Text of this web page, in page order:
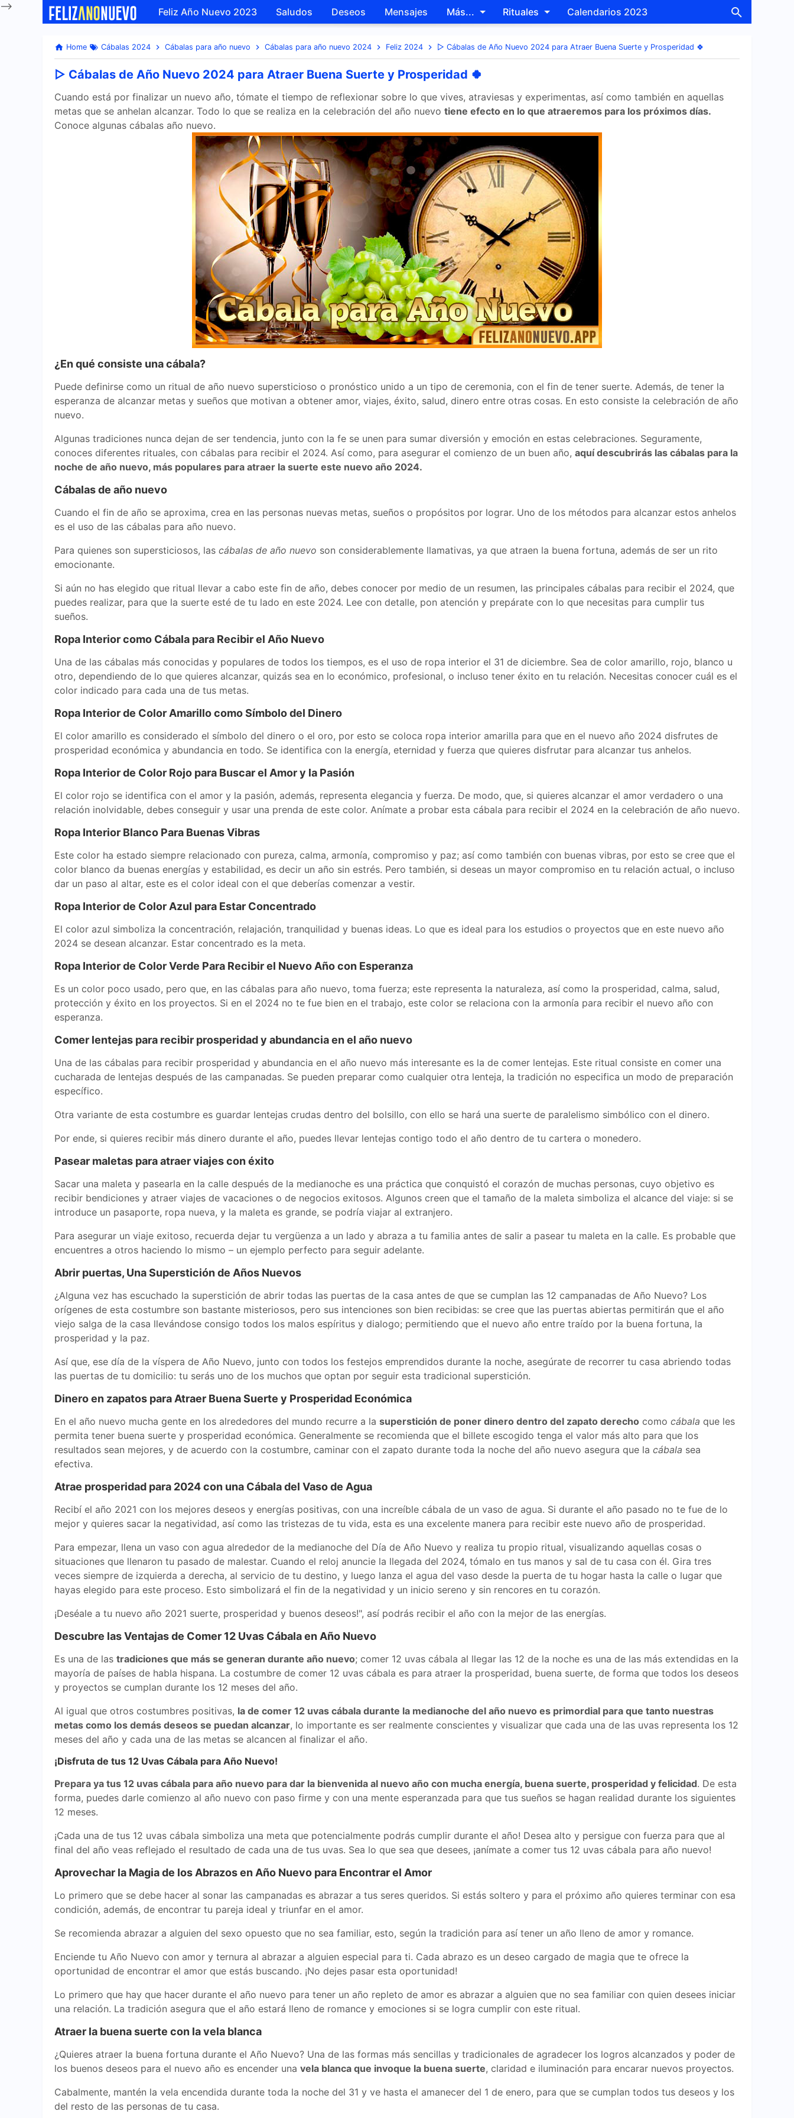
-->
Skip to main content
Feliz Año Nuevo 2023 Saludos Deseos Mensajes Más... Rituales Calendarios 2023
Home Cábalas 2024 Cábalas para año nuevo Cábalas para año nuevo 2024 Feliz 2024 ▷ Cábalas de Año Nuevo 2024 para Atraer Buena Suerte y Prosperidad 🍀
▷ Cábalas de Año Nuevo 2024 para Atraer Buena Suerte y Prosperidad 🍀
Cuando está por finalizar un nuevo año, tómate el tiempo de reflexionar sobre lo que vives, atraviesas y experimentas, así como también en aquellas
metas que se anhelan alcanzar. Todo lo que se realiza en la celebración del año nuevo tiene efecto en lo que atraeremos para los próximos días.
Conoce algunas cábalas año nuevo.
¿En qué consiste una cábala?
Puede definirse como un ritual de año nuevo supersticioso o pronóstico unido a un tipo de ceremonia, con el fin de tener suerte. Además, de tener la
esperanza de alcanzar metas y sueños que motivan a obtener amor, viajes, éxito, salud, dinero entre otras cosas. En esto consiste la celebración de año
nuevo.
Algunas tradiciones nunca dejan de ser tendencia, junto con la fe se unen para sumar diversión y emoción en estas celebraciones. Seguramente,
conoces diferentes rituales, con cábalas para recibir el 2024. Así como, para asegurar el comienzo de un buen año, aquí descubrirás las cábalas para la
noche de año nuevo, más populares para atraer la suerte este nuevo año 2024.
Cábalas de año nuevo
Cuando el fin de año se aproxima, crea en las personas nuevas metas, sueños o propósitos por lograr. Uno de los métodos para alcanzar estos anhelos
es el uso de las cábalas para año nuevo.
Para quienes son supersticiosos, las cábalas de año nuevo son considerablemente llamativas, ya que atraen la buena fortuna, además de ser un rito
emocionante.
Si aún no has elegido que ritual llevar a cabo este fin de año, debes conocer por medio de un resumen, las principales cábalas para recibir el 2024, que
puedes realizar, para que la suerte esté de tu lado en este 2024. Lee con detalle, pon atención y prepárate con lo que necesitas para cumplir tus
sueños.
Ropa Interior como Cábala para Recibir el Año Nuevo
Una de las cábalas más conocidas y populares de todos los tiempos, es el uso de ropa interior el 31 de diciembre. Sea de color amarillo, rojo, blanco u
otro, dependiendo de lo que quieres alcanzar, quizás sea en lo económico, profesional, o incluso tener éxito en tu relación. Necesitas conocer cuál es el
color indicado para cada una de tus metas.
Ropa Interior de Color Amarillo como Símbolo del Dinero
El color amarillo es considerado el símbolo del dinero o el oro, por esto se coloca ropa interior amarilla para que en el nuevo año 2024 disfrutes de
prosperidad económica y abundancia en todo. Se identifica con la energía, eternidad y fuerza que quieres disfrutar para alcanzar tus anhelos.
Ropa Interior de Color Rojo para Buscar el Amor y la Pasión
El color rojo se identifica con el amor y la pasión, además, representa elegancia y fuerza. De modo, que, si quieres alcanzar el amor verdadero o una
relación inolvidable, debes conseguir y usar una prenda de este color. Anímate a probar esta cábala para recibir el 2024 en la celebración de año nuevo.
Ropa Interior Blanco Para Buenas Vibras
Este color ha estado siempre relacionado con pureza, calma, armonía, compromiso y paz; así como también con buenas vibras, por esto se cree que el
color blanco da buenas energías y estabilidad, es decir un año sin estrés. Pero también, si deseas un mayor compromiso en tu relación actual, o incluso
dar un paso al altar, este es el color ideal con el que deberías comenzar a vestir.
Ropa Interior de Color Azul para Estar Concentrado
El color azul simboliza la concentración, relajación, tranquilidad y buenas ideas. Lo que es ideal para los estudios o proyectos que en este nuevo año
2024 se desean alcanzar. Estar concentrado es la meta.
Ropa Interior de Color Verde Para Recibir el Nuevo Año con Esperanza
Es un color poco usado, pero que, en las cábalas para año nuevo, toma fuerza; este representa la naturaleza, así como la prosperidad, calma, salud,
protección y éxito en los proyectos. Si en el 2024 no te fue bien en el trabajo, este color se relaciona con la armonía para recibir el nuevo año con
esperanza.
Comer lentejas para recibir prosperidad y abundancia en el año nuevo
Una de las cábalas para recibir prosperidad y abundancia en el año nuevo más interesante es la de comer lentejas. Este ritual consiste en comer una
cucharada de lentejas después de las campanadas. Se pueden preparar como cualquier otra lenteja, la tradición no especifica un modo de preparación
específico.
Otra variante de esta costumbre es guardar lentejas crudas dentro del bolsillo, con ello se hará una suerte de paralelismo simbólico con el dinero.
Por ende, si quieres recibir más dinero durante el año, puedes llevar lentejas contigo todo el año dentro de tu cartera o monedero.
Pasear maletas para atraer viajes con éxito
Sacar una maleta y pasearla en la calle después de la medianoche es una práctica que conquistó el corazón de muchas personas, cuyo objetivo es
recibir bendiciones y atraer viajes de vacaciones o de negocios exitosos. Algunos creen que el tamaño de la maleta simboliza el alcance del viaje: si se
introduce un pasaporte, ropa nueva, y la maleta es grande, se podría viajar al extranjero.
Para asegurar un viaje exitoso, recuerda dejar tu vergüenza a un lado y abraza a tu familia antes de salir a pasear tu maleta en la calle. Es probable que
encuentres a otros haciendo lo mismo – un ejemplo perfecto para seguir adelante.
Abrir puertas, Una Superstición de Años Nuevos
¿Alguna vez has escuchado la superstición de abrir todas las puertas de la casa antes de que se cumplan las 12 campanadas de Año Nuevo? Los
orígenes de esta costumbre son bastante misteriosos, pero sus intenciones son bien recibidas: se cree que las puertas abiertas permitirán que el año
viejo salga de la casa llevándose consigo todos los malos espíritus y dialogo; permitiendo que el nuevo año entre traído por la buena fortuna, la
prosperidad y la paz.
Así que, ese día de la víspera de Año Nuevo, junto con todos los festejos emprendidos durante la noche, asegúrate de recorrer tu casa abriendo todas
las puertas de tu domicilio: tu serás uno de los muchos que optan por seguir esta tradicional superstición.
Dinero en zapatos para Atraer Buena Suerte y Prosperidad Económica
En el año nuevo mucha gente en los alrededores del mundo recurre a la superstición de poner dinero dentro del zapato derecho como cábala que les
permita tener buena suerte y prosperidad económica. Generalmente se recomienda que el billete escogido tenga el valor más alto para que los
resultados sean mejores, y de acuerdo con la costumbre, caminar con el zapato durante toda la noche del año nuevo asegura que la cábala sea
efectiva.
Atrae prosperidad para 2024 con una Cábala del Vaso de Agua
Recibí el año 2021 con los mejores deseos y energías positivas, con una increíble cábala de un vaso de agua. Si durante el año pasado no te fue de lo
mejor y quieres sacar la negatividad, así como las tristezas de tu vida, esta es una excelente manera para recibir este nuevo año de prosperidad.
Para empezar, llena un vaso con agua alrededor de la medianoche del Día de Año Nuevo y realiza tu propio ritual, visualizando aquellas cosas o
situaciones que llenaron tu pasado de malestar. Cuando el reloj anuncie la llegada del 2024, tómalo en tus manos y sal de tu casa con él. Gira tres
veces siempre de izquierda a derecha, al servicio de tu destino, y luego lanza el agua del vaso desde la puerta de tu hogar hasta la calle o lugar que
hayas elegido para este proceso. Esto simbolizará el fin de la negatividad y un inicio sereno y sin rencores en tu corazón.
¡Deséale a tu nuevo año 2021 suerte, prosperidad y buenos deseos!", así podrás recibir el año con la mejor de las energías.
Descubre las Ventajas de Comer 12 Uvas Cábala en Año Nuevo
Es una de las tradiciones que más se generan durante año nuevo; comer 12 uvas cábala al llegar las 12 de la noche es una de las más extendidas en la
mayoría de países de habla hispana. La costumbre de comer 12 uvas cábala es para atraer la prosperidad, buena suerte, de forma que todos los deseos
y proyectos se cumplan durante los 12 meses del año.
Al igual que otros costumbres positivas, la de comer 12 uvas cábala durante la medianoche del año nuevo es primordial para que tanto nuestras
metas como los demás deseos se puedan alcanzar, lo importante es ser realmente conscientes y visualizar que cada una de las uvas representa los 12
meses del año y cada una de las metas se alcancen al finalizar el año.
¡Disfruta de tus 12 Uvas Cábala para Año Nuevo!
Prepara ya tus 12 uvas cábala para año nuevo para dar la bienvenida al nuevo año con mucha energía, buena suerte, prosperidad y felicidad. De esta
forma, puedes darle comienzo al año nuevo con paso firme y con una mente esperanzada para que tus sueños se hagan realidad durante los siguientes
12 meses.
¡Cada una de tus 12 uvas cábala simboliza una meta que potencialmente podrás cumplir durante el año! Desea alto y persigue con fuerza para que al
final del año veas reflejado el resultado de cada una de tus uvas. Sea lo que sea que desees, ¡anímate a comer tus 12 uvas cábala para año nuevo!
Aprovechar la Magia de los Abrazos en Año Nuevo para Encontrar el Amor
Lo primero que se debe hacer al sonar las campanadas es abrazar a tus seres queridos. Si estás soltero y para el próximo año quieres terminar con esa
condición, además, de encontrar tu pareja ideal y triunfar en el amor.
Se recomienda abrazar a alguien del sexo opuesto que no sea familiar, esto, según la tradición para así tener un año lleno de amor y romance.
Enciende tu Año Nuevo con amor y ternura al abrazar a alguien especial para ti. Cada abrazo es un deseo cargado de magia que te ofrece la
oportunidad de encontrar el amor que estás buscando. ¡No dejes pasar esta oportunidad!
Lo primero que hay que hacer durante el año nuevo para tener un año repleto de amor es abrazar a alguien que no sea familiar con quien desees iniciar
una relación. La tradición asegura que el año estará lleno de romance y emociones si se logra cumplir con este ritual.
Atraer la buena suerte con la vela blanca
¿Quieres atraer la buena fortuna durante el Año Nuevo? Una de las formas más sencillas y tradicionales de agradecer los logros alcanzados y poder de
los buenos deseos para el nuevo año es encender una vela blanca que invoque la buena suerte, claridad e iluminación para encarar nuevos proyectos.
Cabalmente, mantén la vela encendida durante toda la noche del 31 y ve hasta el amanecer del 1 de enero, para que se cumplan todos tus deseos y los
del resto de las personas de tu casa.